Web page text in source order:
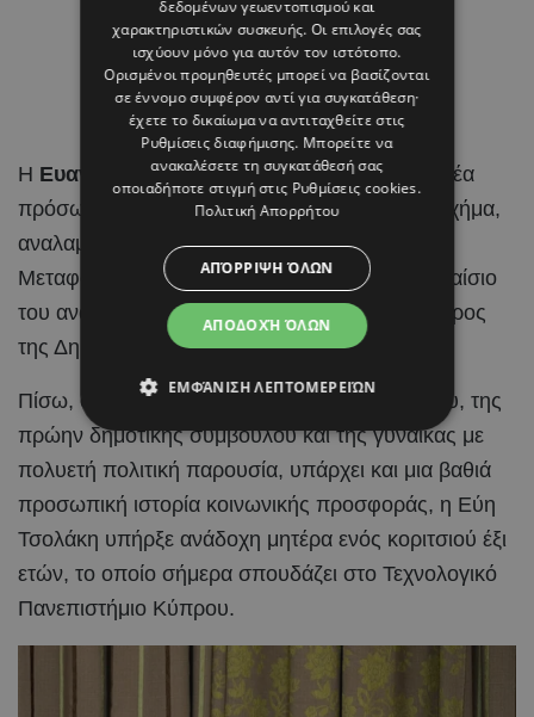
Η Ευανθία – Εύη Τσολάκηείναι ένα από τα νέα
πρόσωπα που εισέρχονται στο κυβερνητικό σχήμα,
αναλαμβάνοντας την ηγεσία του Υπουργείου
Μεταφορών, Επικοινωνιών και Έργων στο πλαίσιο
του ανασχηματισμού που αποφάσισε ο Πρόεδρος
της Δημοκρατίας,Νίκος Χριστοδουλίδης
Πίσω, όμως, από το βιογραφικό της δικηγόρου, της
πρώην δημοτικής συμβούλου και της γυναίκας με
πολυετή πολιτική παρουσία, υπάρχει και μια βαθιά
προσωπική ιστορία κοινωνικής προσφοράς, η Εύη
Τσολάκη υπήρξε ανάδοχη μητέρα ενός κοριτσιού έξι
ετών, το οποίο σήμερα σπουδάζει στο Τεχνολογικό
Πανεπιστήμιο Κύπρου.
δεδομένων γεωεντοπισμού και
χαρακτηριστικών συσκευής. Οι επιλογές σας
ισχύουν μόνο για αυτόν τον ιστότοπο.
Ορισμένοι προμηθευτές μπορεί να βασίζονται
σε έννομο συμφέρον αντί για συγκατάθεση·
έχετε το δικαίωμα να αντιταχθείτε στις
Ρυθμίσεις διαφήμισης. Μπορείτε να
ανακαλέσετε τη συγκατάθεσή σας
οποιαδήποτε στιγμή στις Ρυθμίσεις cookies.
Πολιτική Απορρήτου
ΑΠΟΔΟΧΉ ΌΛΩΝ
ΑΠΌΡΡΙΨΗ ΌΛΩΝ
ΕΜΦΆΝΙΣΗ ΛΕΠΤΟΜΕΡΕΙΏΝ